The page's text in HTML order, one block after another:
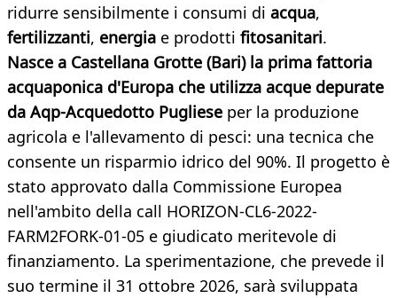
ridurre sensibilmente i consumi di acqua,
fertilizzanti, energia e prodotti fitosanitari.
Nasce a Castellana Grotte (Bari) la prima fattoria
acquaponica d'Europa che utilizza acque depurate
da Aqp-Acquedotto Pugliese per la produzione
agricola e l'allevamento di pesci: una tecnica che
consente un risparmio idrico del 90%. Il progetto è
stato approvato dalla Commissione Europea
nell'ambito della call HORIZON-CL6-2022-
FARM2FORK-01-05 e giudicato meritevole di
finanziamento. La sperimentazione, che prevede il
suo termine il 31 ottobre 2026, sarà sviluppata